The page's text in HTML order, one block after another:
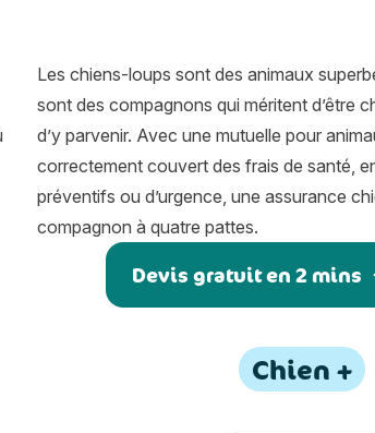
Les chiens-loups sont des animaux
sont des compagnons qui méritent d’être
d’y parvenir. Avec une mutuelle pour
correctement couvert des frais de santé,
préventifs ou d’urgence, une assurance
compagnon à quatre pattes.
Devis gratuit en 2 mins
Chien +